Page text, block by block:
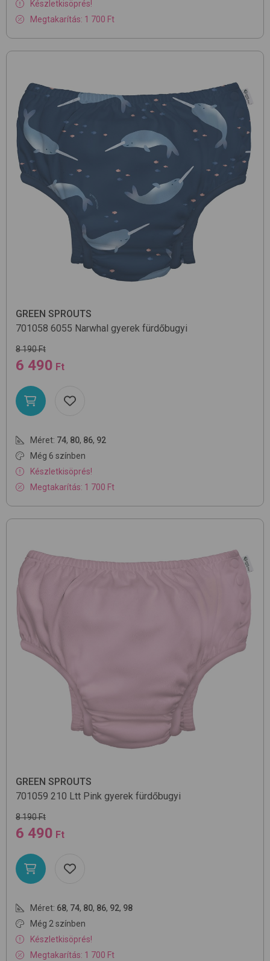
Készletkisöprés!
Megtakarítás: 1 700 Ft
GREEN SPROUTS
701058 6055 Narwhal gyerek fürdőbugyi
8 190 Ft
6 490 Ft
Méret: 74, 80, 86, 92
Még 6 színben
Készletkisöprés!
Megtakarítás: 1 700 Ft
GREEN SPROUTS
701059 210 Ltt Pink gyerek fürdőbugyi
8 190 Ft
6 490 Ft
Méret: 68, 74, 80, 86, 92, 98
Még 2 színben
Készletkisöprés!
Megtakarítás: 1 700 Ft